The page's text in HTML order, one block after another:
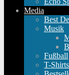
Media
Best
Musik
Fußball
T-